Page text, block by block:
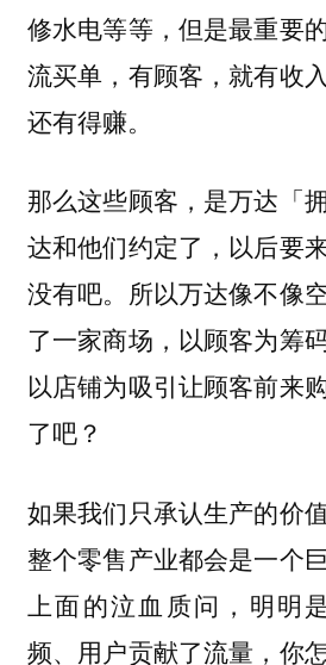
修水电等等，但是最重要
流买单，有顾客，就有收
还有得赚。
那么这些顾客，是万达「
达和他们约定了，以后要
没有吧。所以万达像不像
了一家商场，以顾客为筹
以店铺为吸引让顾客前来
了吧？
如果我们只承认生产的价
整个零售产业都会是一个
上面的泣血质问，明明
频、用户贡献了流量，你